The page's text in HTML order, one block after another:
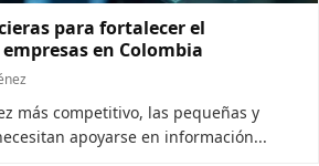
para fortalecer el
en Colombia
más competitivo, las pequeñas y
apoyarse en información...